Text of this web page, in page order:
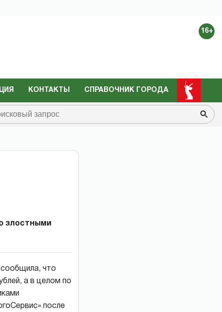
16+
КОНТАКТЫ СПРАВОЧНИК ГОРОДА
злостными
что
а в целом по
после